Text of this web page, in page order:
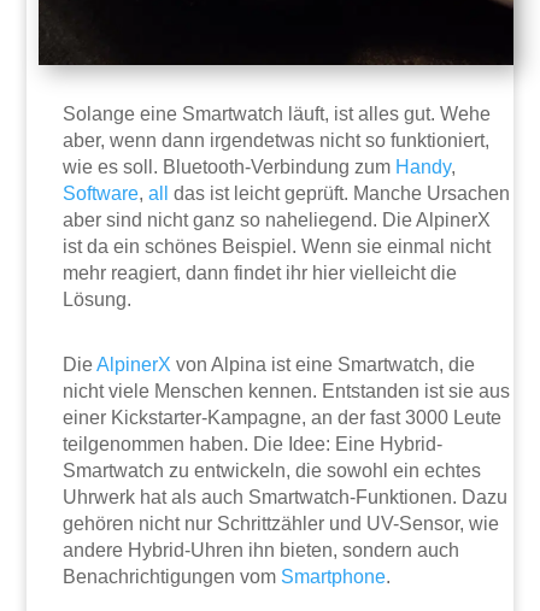
Solange eine Smartwatch läuft, ist alles gut. Wehe
aber, wenn dann irgendetwas nicht so funktioniert,
wie es soll. Bluetooth-Verbindung zum Handy,
Software,all
das ist leicht geprüft. Manche Ursachen
aber sind nicht ganz so naheliegend. Die AlpinerX
ist da ein schönes Beispiel. Wenn sie einmal nicht
mehr reagiert, dann findet ihr hier vielleicht die
Lösung.
DieAlpinerX von Alpina ist eine Smartwatch, die
nicht viele Menschen kennen. Entstanden ist sie aus
einer Kickstarter-Kampagne, an der fast 3000 Leute
teilgenommen haben. Die Idee: Eine Hybrid-
Smartwatch zu entwickeln, die sowohl ein echtes
Uhrwerk hat als auch Smartwatch-Funktionen. Dazu
gehören nicht nur Schrittzähler und UV-Sensor, wie
andere Hybrid-Uhren ihn bieten, sondern auch
Benachrichtigungen vom Smartphone.